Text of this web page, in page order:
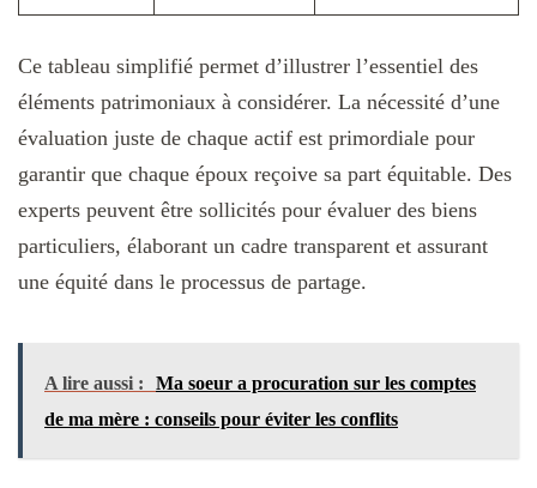
Ce tableau simplifié permet d’illustrer l’essentiel des
éléments patrimoniaux à considérer. La nécessité d’une
évaluation juste de chaque actif est primordiale pour
garantir que chaque époux reçoive sa part équitable. Des
experts peuvent être sollicités pour évaluer des biens
particuliers, élaborant un cadre transparent et assurant
une équité dans le processus de partage.
A lire aussi :
Ma soeur a procuration sur les comptes
de ma mère : conseils pour éviter les conflits